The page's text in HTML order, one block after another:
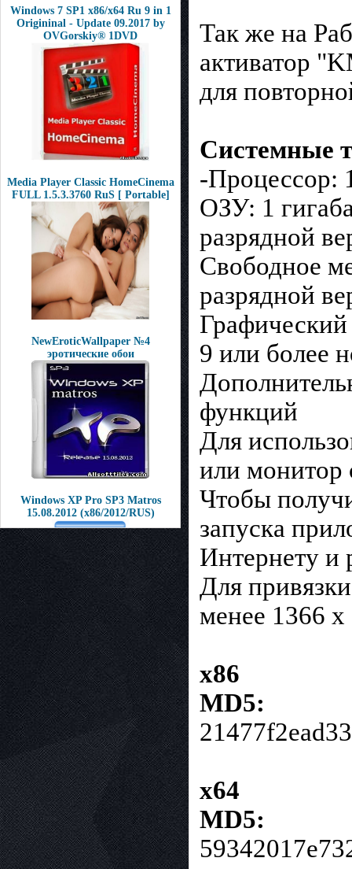
Windows 7 SP1 x86/x64 Ru 9 in 1
Origininal - Update 09.2017 by
OVGorskiy® 1DVD
Media Player Classic HomeCinema
FULL 1.5.3.3760 RuS [ Portable]
NewEroticWallpaper №4
эротические обои
Windows XP Pro SP3 Matros
15.08.2012 (x86/2012/RUS)
Так же на
активатор
для
Системные
-Процессор:
ОЗУ: 1
разрядной
Свободное
разрядной
9 или более
функций
Для
или монитор
Чтобы
запуска
Интернету и
Для
менее 1366 x
x86
MD5:
x64
MD5: